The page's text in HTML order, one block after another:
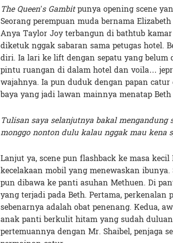
The Queen’s Gambitpunya opening scene
Seorang perempuan muda bernama
Anya Taylor Joy terbangun di bathtub
diketuk nggak sabaran sama petugas hotel.
diri. Ia lari ke lift dengan sepatu yang belum
pintu ruangan di dalam hotel dan voila…
wajahnya. Ia pun duduk dengan papan
baya yang jadi lawan mainnya menatap Beth
Tulisan saya selanjutnya bakal
monggo nonton dulu kalau nggak mau kena
Lanjut ya, scene pun flashback ke masa
kecelakaan mobil yang menewaskan
pun dibawa ke panti asuhan Methuen. Di
yang terjadi pada Beth. Pertama, perkenalan
sebenarnya adalah obat penenang. Kedua,
anak panti berkulit hitam yang sudah
pertemuannya dengan Mr. Shaibel, penjaga